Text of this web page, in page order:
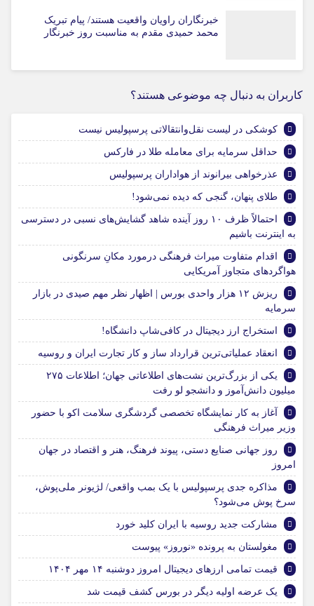
خبرنگاران راویان واقعیت هستند/ پیام تبریک
محمد حمیدی مقدم به مناسبت روز خبرنگار
کاربران به دنبال چه موضوعی هستند؟
کوشکی در لیست نقل‌و‌انتقالاتی پرسپولیس نیست
حداقل سرمایه برای معامله طلا در فارکس
عذرخواهی بیرانوند از هواداران پرسپولیس
طلای پنهان، گنجی که دیده نمی‌شود!
احتمالاً ظرف ۱۰ روز آینده شاهد گشایش‌های نسبی در دسترسی
به اینترنت باشیم
اقدام متفاوت میراث فرهنگی درمورد مکانِ سرنگونی
هواگرد‌های متجاوز آمریکایی
ریزش ۱۲ هزار واحدی بورس | اظهار نظر مهم صیدی در بازار
سرمایه
استخراج ارز دیجیتال در کافی‌شاپ دانشگاه!
انعقاد عملیاتی‌ترین قرارداد ساز و کار تجارت ایران و روسیه
یکی از بزرگ‌ترین نشت‌های اطلاعاتی جهان؛ اطلاعات ۲۷۵
میلیون دانش‌آموز و دانشجو لو رفت
آغاز به کار نمایشگاه تخصصی گردشگری سلامت اکو با حضور
وزیر میراث فرهنگی
روز جهانی صنایع دستی، پیوند فرهنگ، هنر و اقتصاد در جهان
امروز
مذاکره جدی پرسپولیس با یک بمب واقعی/ لژیونر ملی‌پوش،
سرخ پوش می‌شود؟
مشارکت جدید روسیه با ایران کلید خورد
مغولستان به پرونده «نوروز» پیوست
قیمت تمامی ارز‌های دیجیتال امروز دوشنبه ۱۴ مهر ۱۴۰۴
یک عرضه اولیه دیگر در بورس کشف قیمت شد